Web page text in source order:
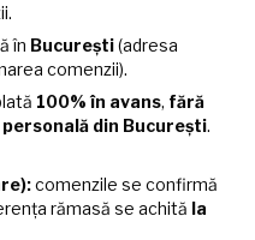
în București(adresa
comenzii).
100% în avans, fără
din București.
comenzile se confirmă
rămasă se achită la